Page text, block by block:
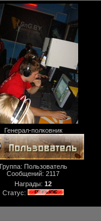
Генерал-полковник
Группа: Пользователь
Сообщений: 2117
Награды: 12
Статус: